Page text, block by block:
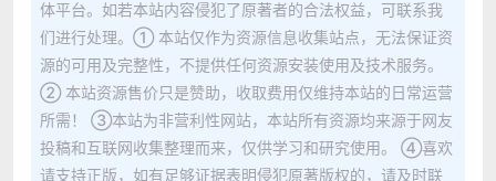
体平台。如若本站内容侵犯了原著者的合法权益，可联系我
们进行处理。① 本站仅作为资源信息收集站点，无法保证资
源的可用及完整性，不提供任何资源安装使用及技术服务。
② 本站资源售价只是赞助，收取费用仅维持本站的日常运营
所需！ ③本站为非营利性网站，本站所有资源均来源于网友
投稿和互联网收集整理而来，仅供学习和研究使用。 ④喜欢
请支持正版，如有足够证据表明侵犯原著版权的，请及时联